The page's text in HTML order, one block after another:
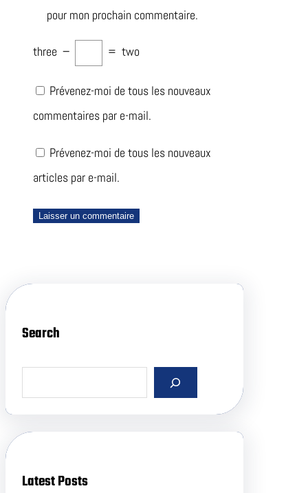
pour mon prochain commentaire.
three − = two
Prévenez-moi de tous les nouveaux
commentaires par e-mail.
Prévenez-moi de tous les nouveaux
articles par e-mail.
Search
a
h
Latest Posts